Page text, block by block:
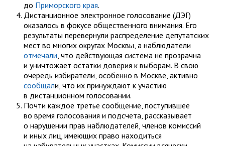
до Приморского края.
Дистанционное электронное голосование (ДЭГ)
оказалось в фокусе общественного внимания. Его
результаты перевернули распределение депутатских
мест во многих округах Москвы, а наблюдатели
отмечали , что действующая система не прозрачна
и уничтожает остатки доверия к выборам. В свою
очередь избиратели, особенно в Москве, активно
сообщали, что их принуждают к участию
в дистанционном голосовании.
Почти каждое третье сообщение, поступившее
во время голосования и подсчета, рассказывает
о нарушении прав наблюдателей, членов комиссий
и иных лиц, имеющих право находиться